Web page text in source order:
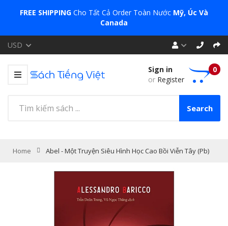
FREE SHIPPING Cho Tất Cả Order Toàn Nước Mỹ, Úc Và
Canada
USD
Sign in
or Register
0
Search
Home Abel - Một Truyện Siêu Hình Học Cao Bồi Viễn Tây (Pb)